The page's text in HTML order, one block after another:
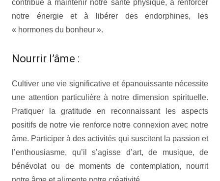
contribue à maintenir notre santé physique, à renforcer
notre énergie et à libérer des endorphines, les
« hormones du bonheur ».
Nourrir l’âme :
Cultiver une vie significative et épanouissante nécessite
une attention particulière à notre dimension spirituelle.
Pratiquer la gratitude en reconnaissant les aspects
positifs de notre vie renforce notre connexion avec notre
âme. Participer à des activités qui suscitent la passion et
l’enthousiasme, qu’il s’agisse d’art, de musique, de
bénévolat ou de moments de contemplation, nourrit